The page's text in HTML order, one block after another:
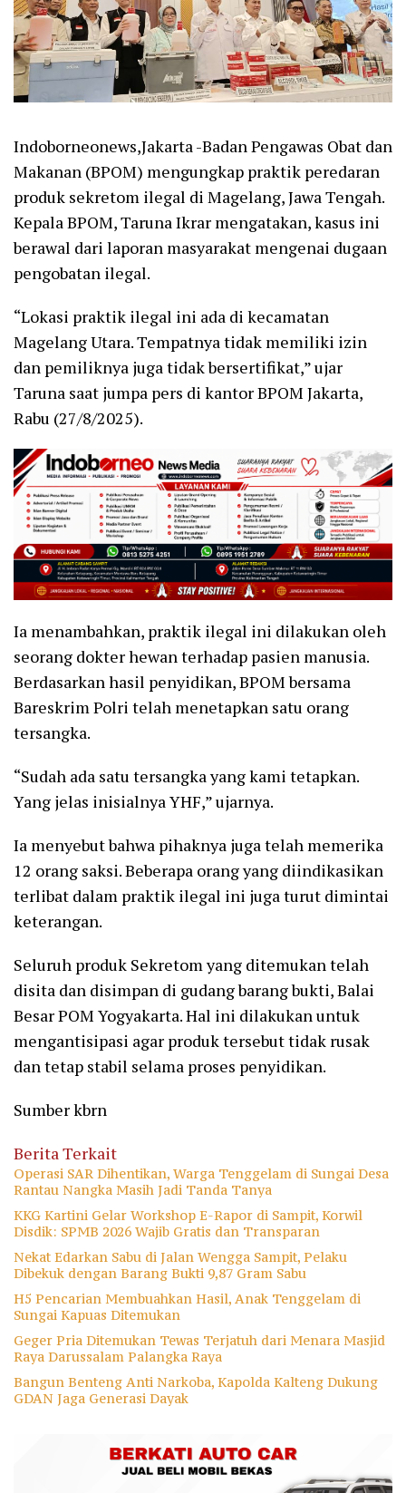
Indoborneonews,Jakarta -Badan Pengawas Obat dan
Makanan (BPOM) mengungkap praktik peredaran
produk sekretom ilegal di Magelang, Jawa Tengah.
Kepala BPOM, Taruna Ikrar mengatakan, kasus ini
berawal dari laporan masyarakat mengenai dugaan
pengobatan ilegal.
“Lokasi praktik ilegal ini ada di kecamatan
Magelang Utara. Tempatnya tidak memiliki izin
dan pemiliknya juga tidak bersertifikat,” ujar
Taruna saat jumpa pers di kantor BPOM Jakarta,
Rabu (27/8/2025).
Ia menambahkan, praktik ilegal ini dilakukan oleh
seorang dokter hewan terhadap pasien manusia.
Berdasarkan hasil penyidikan, BPOM bersama
Bareskrim Polri telah menetapkan satu orang
tersangka.
“Sudah ada satu tersangka yang kami tetapkan.
Yang jelas inisialnya YHF,” ujarnya.
Ia menyebut bahwa pihaknya juga telah memerika
12 orang saksi. Beberapa orang yang diindikasikan
terlibat dalam praktik ilegal ini juga turut dimintai
keterangan.
Seluruh produk Sekretom yang ditemukan telah
disita dan disimpan di gudang barang bukti, Balai
Besar POM Yogyakarta. Hal ini dilakukan untuk
mengantisipasi agar produk tersebut tidak rusak
dan tetap stabil selama proses penyidikan.
Sumber kbrn
Berita Terkait
Operasi SAR Dihentikan, Warga Tenggelam di Sungai Desa
Rantau Nangka Masih Jadi Tanda Tanya
KKG Kartini Gelar Workshop E-Rapor di Sampit, Korwil
Disdik: SPMB 2026 Wajib Gratis dan Transparan
Nekat Edarkan Sabu di Jalan Wengga Sampit, Pelaku
Dibekuk dengan Barang Bukti 9,87 Gram Sabu
H5 Pencarian Membuahkan Hasil, Anak Tenggelam di
Sungai Kapuas Ditemukan
Geger Pria Ditemukan Tewas Terjatuh dari Menara Masjid
Raya Darussalam Palangka Raya
Bangun Benteng Anti Narkoba, Kapolda Kalteng Dukung
GDAN Jaga Generasi Dayak